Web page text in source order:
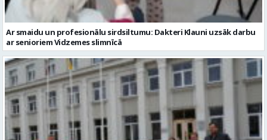
Ar smaidu un profesionālu sirdsiltumu: Dakteri Klauni uzsāk darbu
ar senioriem Vidzemes slimnīcā